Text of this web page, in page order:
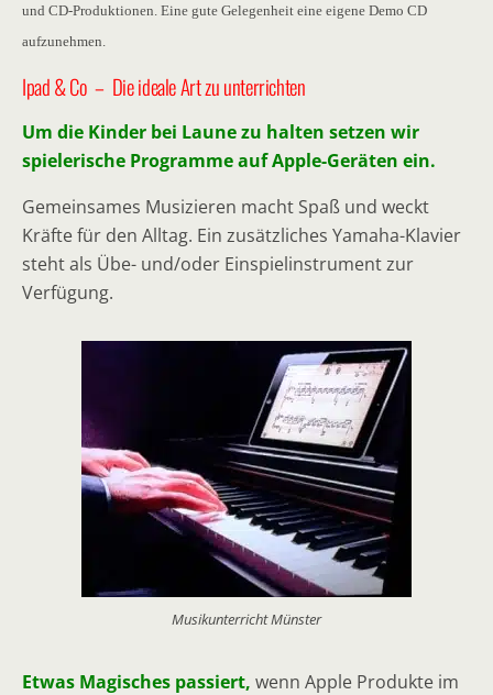
und CD-Produktionen. Eine gute Gelegenheit eine eigene Demo CD
aufzunehmen.
Ipad & Co – Die ideale Art zu unterrichten
Um die Kinder bei Laune zu halten setzen wir
spielerische Programme auf Apple-Geräten ein.
Gemeinsames Musizieren macht Spaß und weckt
Kräfte für den Alltag. Ein zusätzliches Yamaha-Klavier
steht als Übe- und/oder Einspielinstrument zur
Verfügung.
Musikunterricht Münster
Etwas Magisches passiert, wenn Apple Produkte im